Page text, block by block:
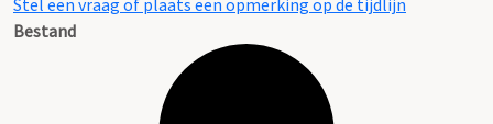
Stel een vraag of plaats een opmerking op de tijdlijn
Bestand